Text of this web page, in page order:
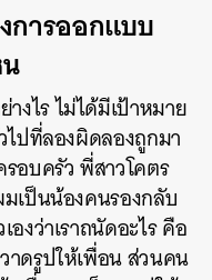
การออกแบบ
งไร ไม่ได้มีเป้าหมาย
ปที่ลองผิดลองถูกมา
อบครัว พี่สาวโคตร
เป็นน้องคนรองกลับ
งว่าเราถนัดอะไร คือ
ดรูปให้เพื่อน ส่วนคน